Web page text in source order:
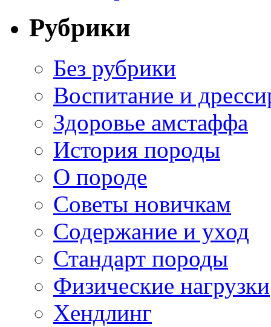
Рубрики
Без рубрики
Воспитание и
Здоровье амстаффа
История породы
О породе
Советы новичкам
Содержание и уход
Стандарт породы
Физические нагрузки
Хендлинг